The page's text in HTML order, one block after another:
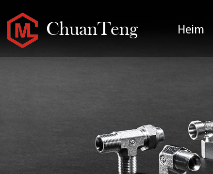
ChuanTeng Heim